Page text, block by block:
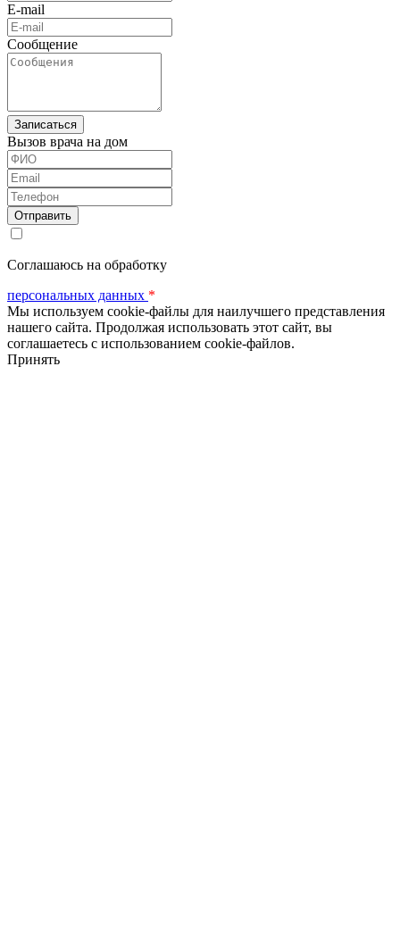
E-mail
Сообщение
Вызов врача на дом
ФИО
Email
Телефон
Соглашаюсь на обработку
персональных данных *
Мы используем cookie-файлы для наилучшего представления
нашего сайта. Продолжая использовать этот сайт, вы
соглашаетесь с использованием cookie-файлов.
Принять